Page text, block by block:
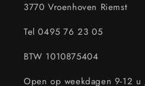
3770 Vroenhoven Riemst
Tel 0495 76 23 05
BTW 1010875404
Open op weekdagen 9-12